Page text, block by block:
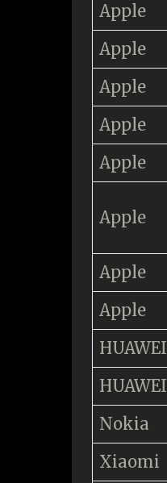
Apple
Apple
Apple
Apple
Apple
Apple
Apple
Apple
HUAWEI
HUAWEI
Nokia
Xiaomi